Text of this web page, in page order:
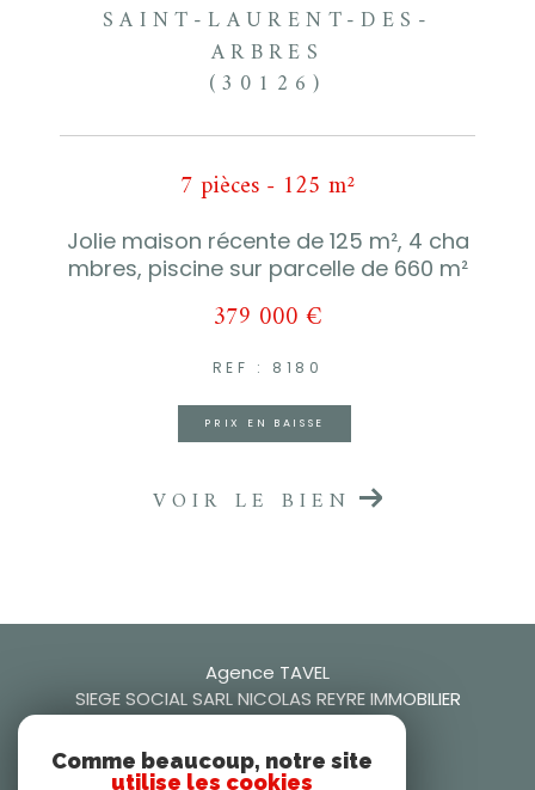
SAINT-LAURENT-DES-
ARBRES
(30126)
7 pièces - 125 m²
Jolie maison récente de 125 m², 4 cha
mbres, piscine sur parcelle de 660 m²
379 000 €
REF : 8180
PRIX EN BAISSE
VOIR LE BIEN
Agence TAVEL
SIEGE SOCIAL SARL NICOLAS REYRE IMMOBILIER
0466509942
nicolasreyre30@gmail.com
Comme beaucoup, notre site
utilise les cookies